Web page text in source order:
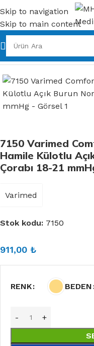
Skip to navigation
Skip to main content
Ana Sayfa
7150 Varimed
Hamile Külotlu
Çorabı 18-21
Varimed
Stok kodu: 7150
911,00 ₺
RENK BEDEN